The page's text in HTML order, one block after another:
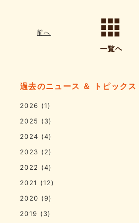
前へ
過去のニュース ＆ トピックス
2026 (1)
2025 (3)
2024 (4)
2023 (2)
2022 (4)
2021 (12)
2020 (9)
2019 (3)